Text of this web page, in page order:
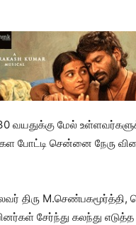
மேல்
போட்டி சென்னை நேரு
திரு M.செண்பகமூர்த்தி,
சேர்ந்து கலந்து எடுத்த